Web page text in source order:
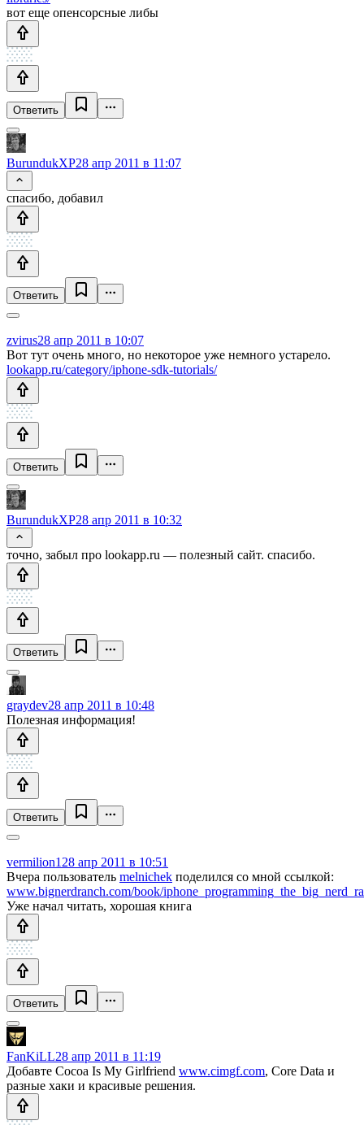
вот еще опенсорсные либы
Ответить
BurundukXP28 апр 2011 в 11:07
спасибо, добавил
Ответить
zvirus28 апр 2011 в 10:07
Вот тут очень много, но некоторое уже немного устарело.
lookapp.ru/category/iphone-sdk-tutorials/
Ответить
BurundukXP28 апр 2011 в 10:32
точно, забыл про lookapp.ru — полезный сайт. спасибо.
Ответить
graydev28 апр 2011 в 10:48
Полезная информация!
Ответить
vermilion1 28 апр 2011 в 10:51
Вчера пользователь melnichek поделился со мной ссылкой:
www.bignerdranch.com/book/
Уже начал читать, хорошая книга
Ответить
FanKiLL28 апр 2011 в 11:19
Добавте Cocoa Is My Girlfriend www.cimgf.com, Core Data и
разные хаки и красивые решения.